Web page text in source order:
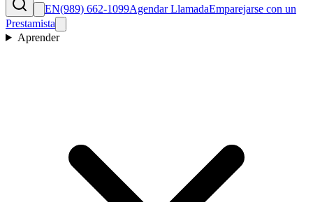
EN(989) 662-1099Agendar LlamadaEmparejarse con un
Prestamista
Aprender